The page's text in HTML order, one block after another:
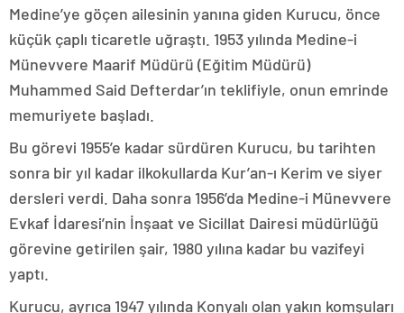
Medine’ye göçen ailesinin yanına giden Kurucu, önce
küçük çaplı ticaretle uğraştı. 1953 yılında Medine-i
Münevvere Maarif Müdürü (Eğitim Müdürü)
Muhammed Said Defterdar’ın teklifiyle, onun emrinde
memuriyete başladı.
Bu görevi 1955’e kadar sürdüren Kurucu, bu tarihten
sonra bir yıl kadar ilkokullarda Kur’an-ı Kerim ve siyer
dersleri verdi. Daha sonra 1956’da Medine-i Münevvere
Evkaf İdaresi’nin İnşaat ve Sicillat Dairesi müdürlüğü
görevine getirilen şair, 1980 yılına kadar bu vazifeyi
yaptı.
Kurucu, ayrıca 1947 yılında Konyalı olan yakın komşuları